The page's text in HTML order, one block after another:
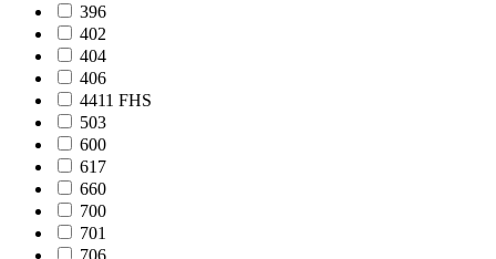
396
402
404
406
4411 FHS
503
600
617
660
700
701
706